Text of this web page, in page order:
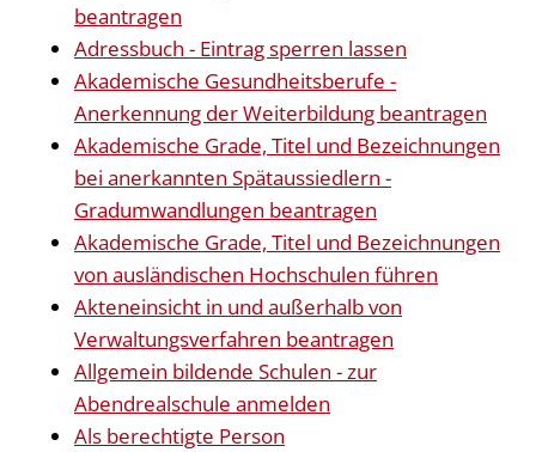
beantragen
Adressbuch - Eintrag sperren lassen
Akademische Gesundheitsberufe -
Anerkennung der Weiterbildung beantragen
Akademische Grade, Titel und Bezeichnungen
bei anerkannten Spätaussiedlern -
Gradumwandlungen beantragen
Akademische Grade, Titel und Bezeichnungen
von ausländischen Hochschulen führen
Akteneinsicht in und außerhalb von
Verwaltungsverfahren beantragen
Allgemein bildende Schulen - zur
Abendrealschule anmelden
Als berechtigte Person